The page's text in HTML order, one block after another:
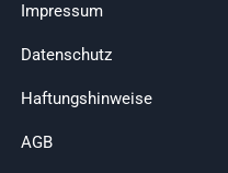
Impressum
Datenschutz
Haftungshinweise
AGB